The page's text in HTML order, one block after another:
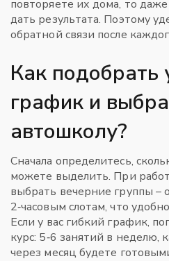
повторяете их дома, то
дать результата. Поэтому
обратной связи после
Как подобрать
график и
автошколу?
Сначала определитесь,
можете выделить. При
выбрать вечерние группы –
2‑часовым слотам, что
Если у вас гибкий график,
курс: 5‑6 занятий в неделю,
через месяц будете